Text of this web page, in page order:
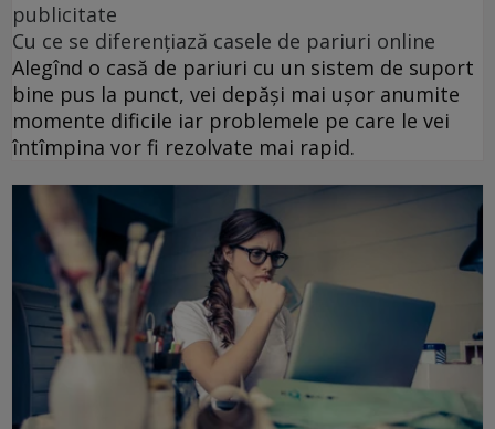
publicitate
Cu ce se diferențiază casele de pariuri online
Alegînd o casă de pariuri cu un sistem de suport
bine pus la punct, vei depăși mai ușor anumite
momente dificile iar problemele pe care le vei
întîmpina vor fi rezolvate mai rapid.